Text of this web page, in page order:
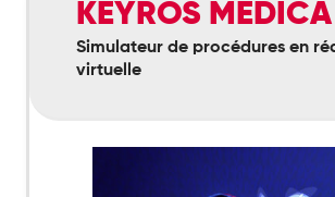
MedicaKEYROS MEDICA
Simulateur de procédures en
virtuelle